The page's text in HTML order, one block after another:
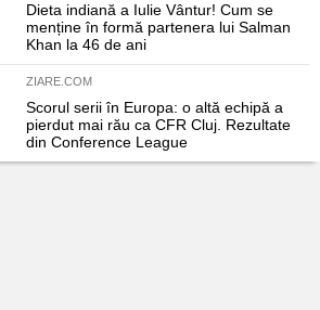
Dieta indiană a Iulie Vântur! Cum se
menține în formă partenera lui Salman
Khan la 46 de ani
ZIARE.COM
Scorul serii în Europa: o altă echipă a
pierdut mai rău ca CFR Cluj. Rezultate
din Conference League